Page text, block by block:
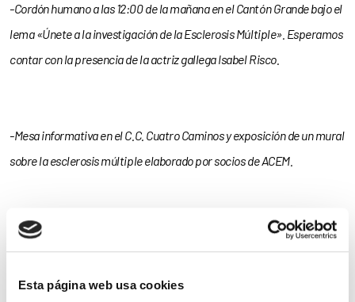
Esta página web usa cookies
-Cordón humano a las 12:00 de la mañana en el Cantón Grande bajo el
lema «Únete a la investigación de la Esclerosis Múltiple». Esperamos
contar con la presencia de la actriz gallega Isabel Risco.
-Mesa informativa en el C.C. Cuatro Caminos y exposición de un mural
sobre la esclerosis múltiple elaborado por socios de ACEM.
-Entrevista a Mª Jesús Arias, presidenta de la Asociación Coruñesa de